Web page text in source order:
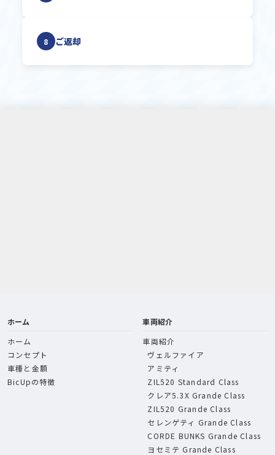
8 ご返却
ホーム
ホーム
コンセプト
車種と金額
BicUpの特徴
車両紹介
車両紹介
ヴェルファイア
アミティ
ZIL520 Standard Class
クレア5.3X Grande Class
ZIL520 Grande Class
セレンゲティ Grande Class
CORDE BUNKS Grande Class
ヨセミテ Grande Class